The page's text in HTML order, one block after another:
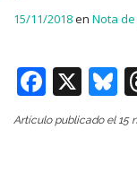
15/11/2018en Nota
F
a
X
u
Artículo publicado el 15